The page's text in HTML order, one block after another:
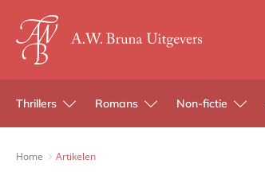
Thrillers Romans Non-fictie
Home Artikelen